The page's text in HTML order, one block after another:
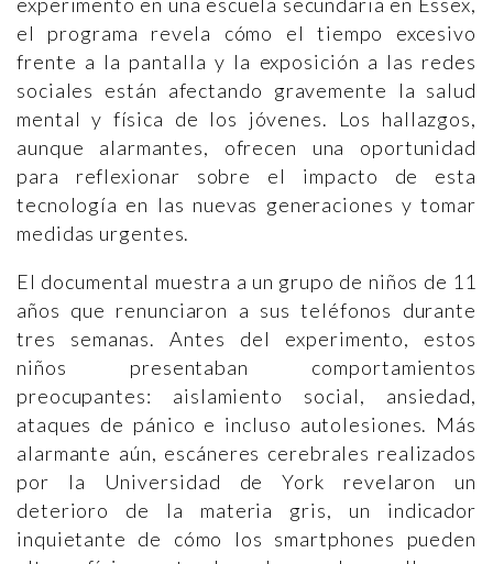
el programa revela cómo el tiempo excesivo
frente a la pantalla y la exposición a las redes
sociales están afectando gravemente la salud
mental y física de los jóvenes. Los hallazgos,
aunque alarmantes, ofrecen una oportunidad
para reflexionar sobre el impacto de esta
tecnología en las nuevas generaciones y tomar
medidas urgentes.
El documental muestra a un grupo de niños de 11
años que renunciaron a sus teléfonos durante
tres semanas. Antes del experimento, estos
niños presentaban comportamientos
preocupantes: aislamiento social, ansiedad,
ataques de pánico e incluso autolesiones. Más
alarmante aún, escáneres cerebrales realizados
por la Universidad de York revelaron un
deterioro de la materia gris, un indicador
inquietante de cómo los smartphones pueden